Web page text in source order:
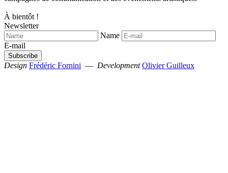
À bientôt !
Newsletter
Name
E-mail
Design Frédéric Fornini — Development Olivier Guilleux